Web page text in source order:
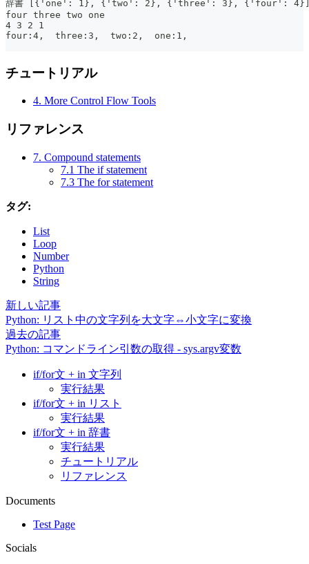
辞書 [{'one': 1}, {'two': 2}, {'three': 3}, {'four': 4}] に要
four three two one
4 3 2 1
four:4,  three:3,  two:2,  one:1,
チュートリアル
4. More Control Flow Tools
リファレンス
7. Compound statements
7.1 The if statement
7.3 The for statement
タグ:
List
Loop
Number
Python
String
新しい記事
Python: リスト中の文字列を大文字⇔小文字に変換
過去の記事
Python: コマンドライン引数の取得 - sys.argv変数
if/for文 + in 文字列
実行結果
if/for文 + in リスト
実行結果
if/for文 + in 辞書
実行結果
チュートリアル
リファレンス
Documents
Test Page
Socials